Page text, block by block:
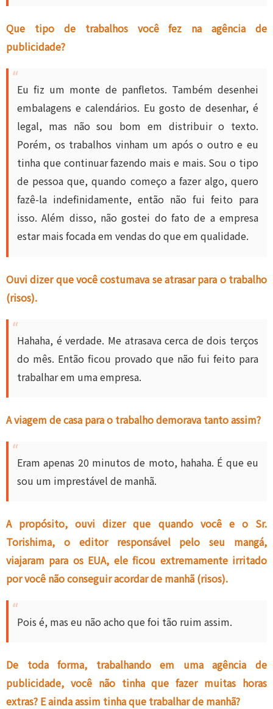
Que tipo de trabalhos você fez na agência de
publicidade?
Eu fiz um monte de panfletos. Também desenhei
embalagens e calendários. Eu gosto de desenhar, é
legal, mas não sou bom em distribuir o texto.
Porém, os trabalhos vinham um após o outro e eu
tinha que continuar fazendo mais e mais. Sou o tipo
de pessoa que, quando começo a fazer algo, quero
fazê-la indefinidamente, então não fui feito para
isso. Além disso, não gostei do fato de a empresa
estar mais focada em vendas do que em qualidade.
Ouvi dizer que você costumava se atrasar para o trabalho
(risos).
Hahaha, é verdade. Me atrasava cerca de dois terços
do mês. Então ficou provado que não fui feito para
trabalhar em uma empresa.
A viagem de casa para o trabalho demorava tanto assim?
Eram apenas 20 minutos de moto, hahaha. É que eu
sou um imprestável de manhã.
A propósito, ouvi dizer que quando você e o Sr.
Torishima, o editor responsável pelo seu mangá,
viajaram para os EUA, ele ficou extremamente irritado
por você não conseguir acordar de manhã (risos).
Pois é, mas eu não acho que foi tão ruim assim.
De toda forma, trabalhando em uma agência de
publicidade, você não tinha que fazer muitas horas
extras? E ainda assim tinha que trabalhar de manhã?